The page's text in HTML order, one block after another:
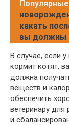
какать
вы должны
В случае, если
кормит котят,
должна
веществ и
обеспечить
ветеринару для
и